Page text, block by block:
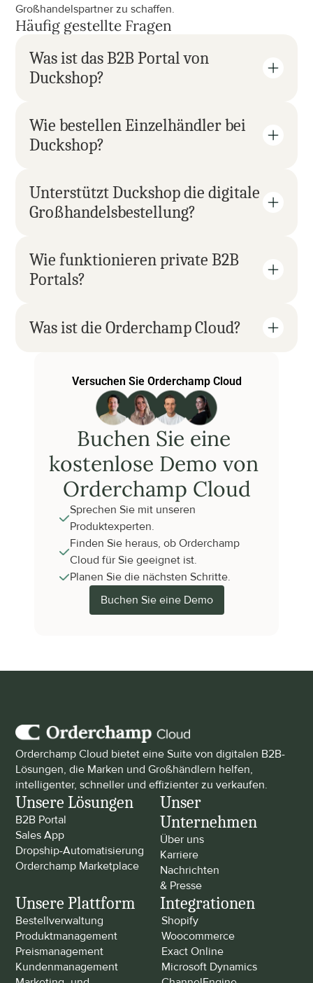
Großhandelspartner zu schaffen.
Häufig gestellte Fragen
Was ist das B2B Portal von
Duckshop?
Wie bestellen Einzelhändler bei
Duckshop?
Unterstützt Duckshop die digitale
Großhandelsbestellung?
Wie funktionieren private B2B
Portals?
Was ist die Orderchamp Cloud?
Versuchen Sie Orderchamp Cloud
Buchen Sie eine
kostenlose Demo von
Orderchamp Cloud
Sprechen Sie mit unseren
Produktexperten.
Finden Sie heraus, ob Orderchamp
Cloud für Sie geeignet ist.
Planen Sie die nächsten Schritte.
Buchen Sie eine Demo
Orderchamp Cloud bietet eine Suite von digitalen B2B-
Lösungen, die Marken und Großhändlern helfen,
intelligenter, schneller und effizienter zu verkaufen.
Unsere Lösungen
B2B Portal
Sales App
Dropship-Automatisierung
Orderchamp Marketplace
Unser
Unternehmen
Über uns
Karriere
Nachrichten
& Presse
Unsere Plattform
Bestellverwaltung
Produktmanagement
Preismanagement
Kundenmanagement
Integrationen
Shopify
Woocommerce
Exact Online
Microsoft Dynamics